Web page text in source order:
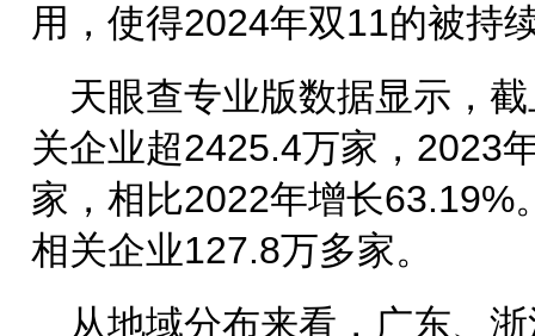
用，使得2024年双11的被持
天眼查专业版数据显示，
关企业超2425.4万家，2023
家，相比2022年增长63.19%
相关企业127.8万多家。
从地域分布来看，广东、